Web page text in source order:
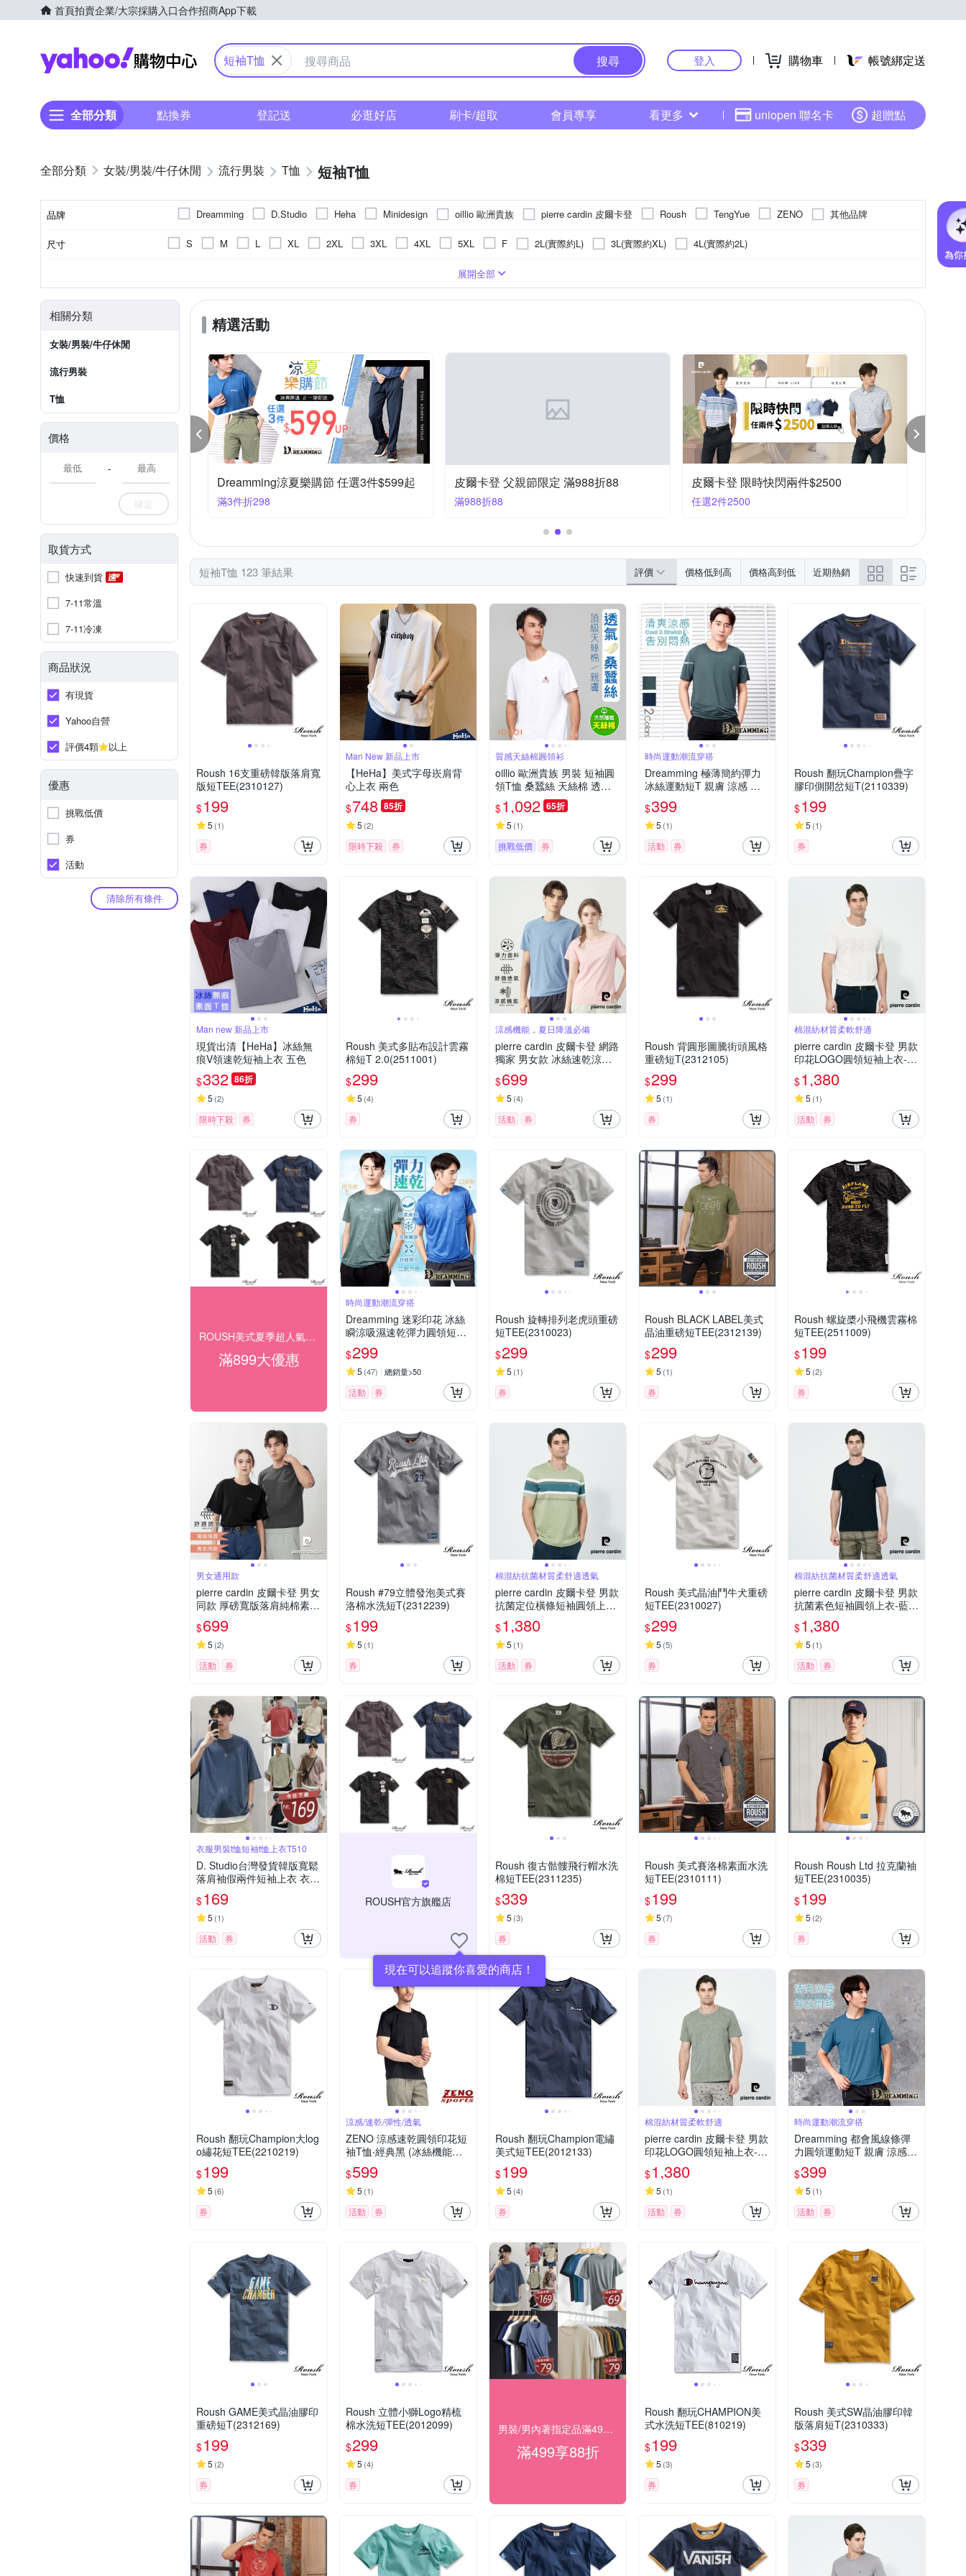
首頁拍賣企業/大宗採購入口合作招商App下載
Yahoo購物中心
短袖T恤 搜尋 登入 購物車 帳號綁定送
全部分類 點換券 登記送 必逛好店 刷卡/超取 會員專享 看更多 uniopen 聯名卡 超贈點
女裝/男裝/牛仔休閒 流行男裝 T恤 短袖T恤
品牌 Dreamming D.Studio Heha Minidesign oillio 歐洲貴族 pierre cardin 皮爾卡登 Roush TengYue ZENO 其他品牌
尺寸 S M L XL 2XL 3XL 4XL 5XL F 2L(實際約L) 3L(實際約XL) 4L(實際約2L)
刺繡
展開全部
相關分類
女裝/男裝/牛仔休閒
流行男裝
T恤
價格
-
確定
取貨方式
快速到貨
7-11常溫
7-11冷凍
商品狀況
有現貨
Yahoo自營
評價4顆
以上
優惠
挑戰低價
券
活動
清除所有條件
精選活動
oillio法國男裝歡慶88節限時65折，送好禮 Dreamming涼夏樂購節 任選3件$599起
滿3件折298
皮爾卡登 父親節限定 滿988折88
滿988折88
皮爾卡登 限時快閃兩件$2500
任選2件2500
短袖T恤 123 筆結果 評價 價格低到高 價格高到低 近期熱銷
Roush 16支重磅韓版落肩寬
版短TEE(2310127)
$199
5 (1)
券
Man New 新品上市
【HeHa】美式字母崁肩背
心上衣 兩色
$748 85折
5 (2)
限時下殺 券
質感天絲棉圓領衫
oillio 歐洲貴族 男裝 短袖圓
領T恤 桑蠶絲 天絲棉 透氣
排汗 簡約時尚 防皺 白色 法
國品牌
$1,092 65折
5 (1)
挑戰低價 券
時尚運動潮流穿搭
Dreamming 極薄簡約彈力
冰絲運動短T 親膚 涼感 透
氣-共二色
$399
5 (1)
活動 券
Roush 翻玩Champion疊字
膠印側開岔短T(2110339)
$199
5 (1)
券
Man new 新品上市
現貨出清【HeHa】冰絲無
痕V領速乾短袖上衣 五色
$332 86折
5 (2)
限時下殺 券
Roush 美式多貼布設計雲霧
棉短T 2.0(2511001)
$299
5 (4)
券
涼感機能，夏日降溫必備
pierre cardin 皮爾卡登 網路
獨家 男女款 冰絲速乾涼感
短袖T恤/運動圓領上衣(多色
任選)
$699
5 (4)
活動 券
Roush 背圓形圖騰街頭風格
重磅短T(2312105)
$299
5 (1)
券
棉混紡材質柔軟舒適
pierre cardin 皮爾卡登 男款
印花LOGO圓領短袖上衣-白
色(5257281-90)
$1,380
5 (1)
活動 券
ROUSH美式夏季超人氣商品 均一下殺$166起
滿899大優惠
時尚運動潮流穿搭
Dreamming 迷彩印花 冰絲
瞬涼吸濕速乾彈力圓領短T
涼感衣-共二款
$299
5 (47) 總銷量>50
活動 券
Roush 旋轉排列老虎頭重磅
短TEE(2310023)
$299
5 (1)
券
Roush BLACK LABEL美式
晶油重磅短TEE(2312139)
$299
5 (1)
券
Roush 螺旋槳小飛機雲霧棉
短TEE(2511009)
$199
5 (2)
券
男女通用款
pierre cardin 皮爾卡登 男女
同款 厚磅寬版落肩純棉素色
圓領短袖T恤(多色任選)
$699
5 (2)
活動 券
Roush #79立體發泡美式賽
洛棉水洗短T(2312239)
$199
5 (1)
券
棉混紡抗菌材質柔舒適透氣
pierre cardin 皮爾卡登 男款
抗菌定位橫條短袖圓領上衣-
綠色(5257283-43)
$1,380
5 (1)
活動 券
Roush 美式晶油鬥牛犬重磅
短TEE(2310027)
$299
5 (5)
券
棉混紡抗菌材質柔舒適透氣
pierre cardin 皮爾卡登 男款
抗菌素色短袖圓領上衣-藍色
(5257284-39)
$1,380
5 (1)
活動 券
衣服男裝t恤短袖t恤上衣T510
D. Studio台灣發貨韓版寬鬆
落肩袖假兩件短袖上衣 衣
服 男裝 t恤 短袖t恤 上衣T5
10
$169
5 (1)
活動 券
ROUSH官方旗艦店
現在可以追蹤你喜愛的商店！
Roush 復古骷髏飛行帽水洗
棉短TEE(2311235)
$339
5 (3)
券
Roush 美式賽洛棉素面水洗
短TEE(2310111)
$199
5 (7)
券
Roush Roush Ltd 拉克蘭袖
短TEE(2310035)
$199
5 (2)
券
Roush 翻玩Champion大log
o繡花短TEE(2210219)
$199
5 (6)
券
涼感/速乾/彈性/透氣
ZENO 涼感速乾圓領印花短
袖T恤‧經典黑 (冰絲機能短
袖上衣/舒適感T-Shirt)
$599
5 (1)
活動 券
Roush 翻玩Champion電繡
美式短TEE(2012133)
$199
5 (4)
券
棉混紡材質柔軟舒適
pierre cardin 皮爾卡登 男款
印花LOGO圓領短袖上衣-綠
色(5257280-48)
$1,380
5 (1)
活動 券
時尚運動潮流穿搭
Dreamming 都會風線條彈
力圓領運動短T 親膚 涼感
透氣-共二色
$399
5 (1)
活動 券
Roush GAME美式晶油膠印
重磅短T(2312169)
$199
5 (2)
券
Roush 立體小獅Logo精梳
棉水洗短TEE(2012099)
$299
5 (4)
券
男裝/男內著指定品滿499結帳享88折
滿499享88折
Roush 翻玩CHAMPION美
式水洗短TEE(810219)
$199
5 (3)
券
Roush 美式SW晶油膠印韓
版落肩短T(2310333)
$339
5 (3)
券